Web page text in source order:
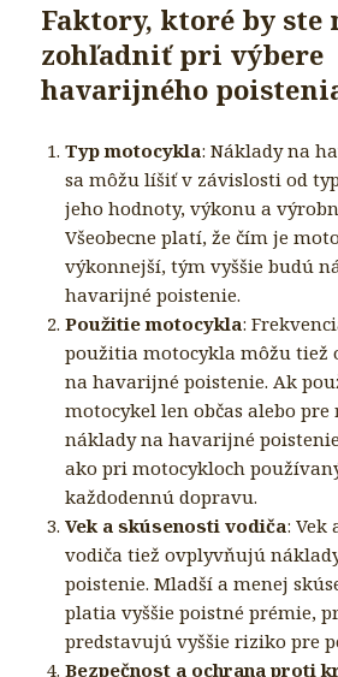
Faktory, ktoré by ste
zohľadniť pri výbere
havarijného
Typ motocykla: Náklady na
sa môžu líšiť v závislosti od
jeho hodnoty, výkonu a
Všeobecne platí, že čím je
výkonnejší, tým vyššie budú
havarijné poistenie.
Použitie motocykla:
použitia motocykla môžu tiež
na havarijné poistenie. Ak
motocykel len občas alebo pre
náklady na havarijné
ako pri motocykloch
každodennú dopravu.
Vek a skúsenosti vodiča: Vek
vodiča tiež ovplyvňujú
poistenie. Mladší a menej
platia vyššie poistné prémie,
predstavujú vyššie riziko pre
Bezpečnost a ochrana proti